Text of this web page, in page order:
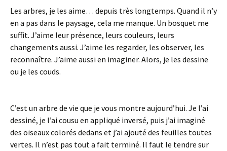
Les arbres, je les aime… depuis très longtemps. Quand il n’y
en a pas dans le paysage, cela me manque. Un bosquet me
suffit. J’aime leur présence, leurs couleurs, leurs
changements aussi. J’aime les regarder, les observer, les
reconnaître. J’aime aussi en imaginer. Alors, je les dessine
ou je les couds.
C’est un arbre de vie que je vous montre aujourd’hui. Je l’ai
dessiné, je l’ai cousu en appliqué inversé, puis j’ai imaginé
des oiseaux colorés dedans et j’ai ajouté des feuilles toutes
vertes. Il n’est pas tout a fait terminé. Il faut le tendre sur